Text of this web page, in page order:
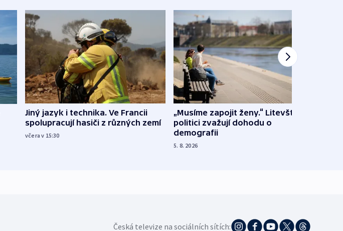
Jiný jazyk i technika. Ve Francii
spolupracují hasiči z různých zemí
včera v 15:30
„Musíme zapojit ženy.“ Litevští
politici zvažují dohodu o
demografii
5. 8. 2026
Česká televize na sociálních sítích: